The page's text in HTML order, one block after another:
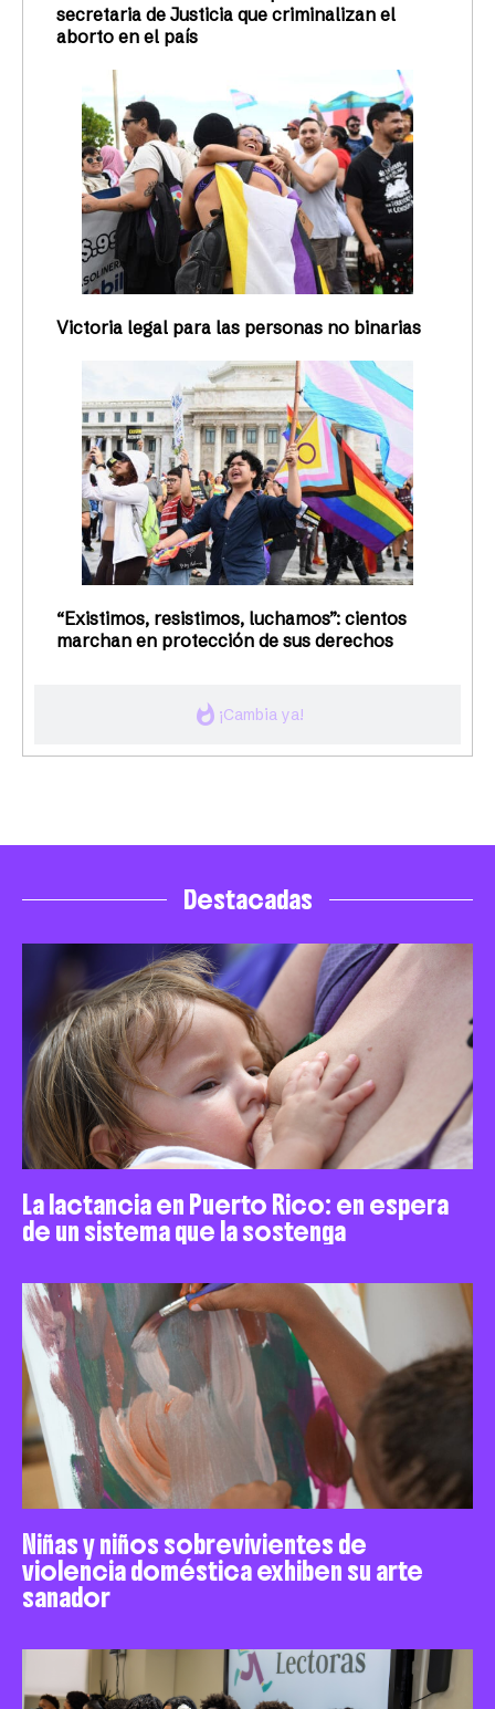
whatshot ¡Cambia ya!
secretaria de Justicia que criminalizan el
aborto en el país
Victoria legal para las personas no binarias
“Existimos, resistimos, luchamos”: cientos
marchan en protección de sus derechos
Destacadas
La lactancia en Puerto Rico: en espera
de un sistema que la sostenga
Niñas y niños sobrevivientes de
violencia doméstica exhiben su arte
sanador